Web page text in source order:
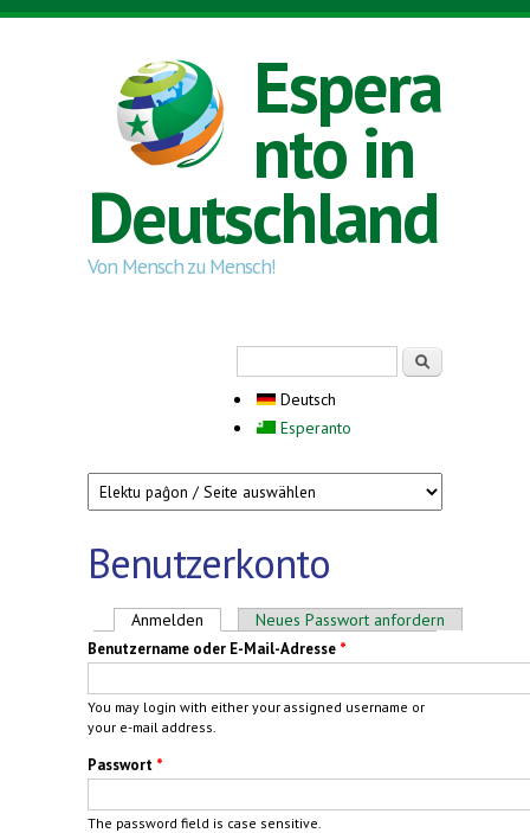
Direkt zum Inhalt
Espera
nto in
Deutschland
Von Mensch zu Mensch!
Deutsch
Esperanto
Benutzerkonto
Haupt-Reiter
Anmelden (aktiver Reiter)
Neues Passwort anfordern
Benutzername oder E-Mail-Adresse *
You may login with either your assigned username or
your e-mail address.
Passwort *
The password field is case sensitive.